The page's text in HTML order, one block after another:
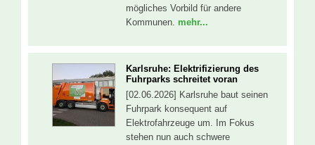
mögliches Vorbild für andere
Kommunen. mehr...
Karlsruhe: Elektrifizierung des
Fuhrparks schreitet voran
[02.06.2026] Karlsruhe baut seinen
Fuhrpark konsequent auf
Elektrofahrzeuge um. Im Fokus
stehen nun auch schwere